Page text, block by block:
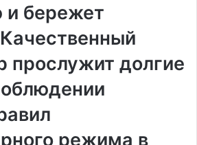
и бережет
прослужит долгие
режима в